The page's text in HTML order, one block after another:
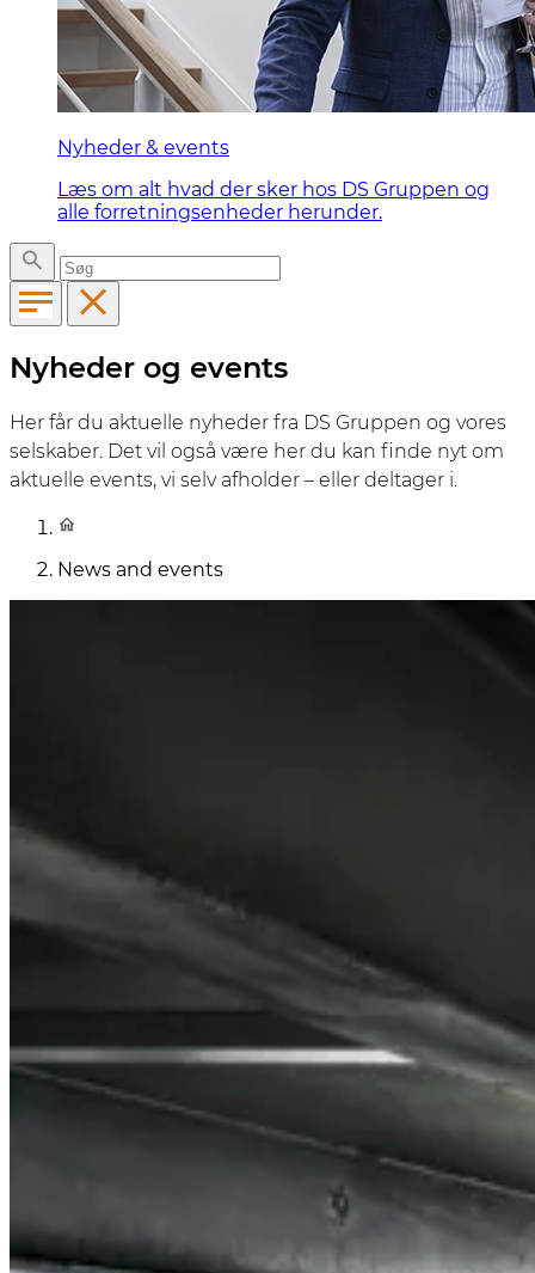
Nyheder & events
Læs om alt hvad der sker hos DS Gruppen og
alle forretningsenheder herunder.
Nyheder og events
Her får du aktuelle nyheder fra DS Gruppen og vores
selskaber. Det vil også være her du kan finde nyt om
aktuelle events, vi selv afholder – eller deltager i.
News and events